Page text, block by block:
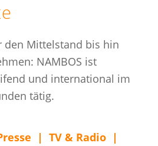
den Mittelstand bis hin
NAMBOS ist
und international im
tätig.
| TV & Radio|